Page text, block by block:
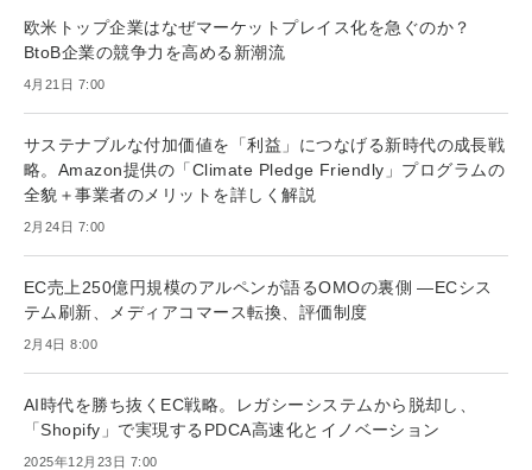
欧米トップ企業はなぜマーケットプレイス化を急ぐのか？
BtoB企業の競争力を高める新潮流
4月21日 7:00
サステナブルな付加価値を「利益」につなげる新時代の成長戦
略。Amazon提供の「Climate Pledge Friendly」プログラムの
全貌＋事業者のメリットを詳しく解説
2月24日 7:00
EC売上250億円規模のアルペンが語るOMOの裏側 ―ECシス
テム刷新、メディアコマース転換、評価制度
2月4日 8:00
AI時代を勝ち抜くEC戦略。レガシーシステムから脱却し、
「Shopify」で実現するPDCA高速化とイノベーション
2025年12月23日 7:00